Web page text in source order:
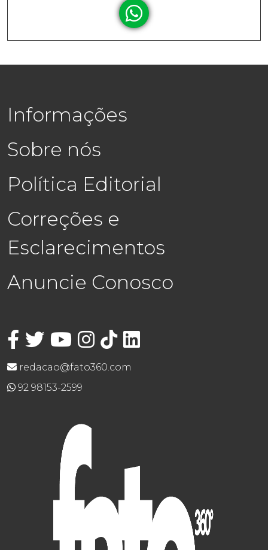
Informações
Sobre nós
Política Editorial
Correções e
Esclarecimentos
Anuncie Conosco
redacao@fato360.com
92 98153-2599